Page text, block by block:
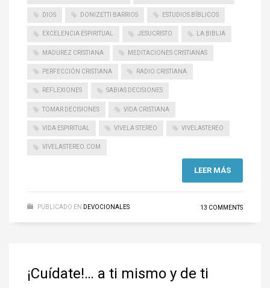
DIOS DONIZETTI BARRIOS ESTUDIOS BÍBLICOS
EXCELENCIA ESPIRITUAL JESUCRISTO LA BIBLIA
MADUREZ CRISTIANA MEDITACIONES CRISTIANAS
PERFECCIÓN CRISTIANA RADIO CRISTIANA
REFLEXIONES SABIAS DECISIONES
TOMAR DECISIONES VIDA CRISTIANA
VIDA ESPIRITUAL VIVELA STEREO VIVELASTEREO
VIVELASTEREO.COM
LEER MÁS
PUBLICADO EN DEVOCIONALES 13 COMMENTS
¡Cuídate!… a ti mismo y de ti